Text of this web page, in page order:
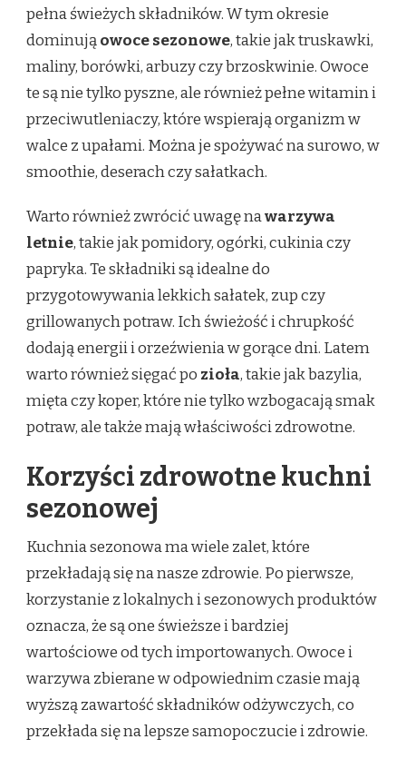
pełna świeżych składników. W tym okresie
dominująowoce sezonowe, takie jak truskawki,
maliny, borówki, arbuzy czy brzoskwinie. Owoce
te są nie tylko pyszne, ale również pełne witamin i
przeciwutleniaczy, które wspierają organizm w
walce z upałami. Można je spożywać na surowo, w
smoothie, deserach czy sałatkach.
Warto również zwrócić uwagę nawarzywa
letnie, takie jak pomidory, ogórki, cukinia czy
papryka. Te składniki są idealne do
przygotowywania lekkich sałatek, zup czy
grillowanych potraw. Ich świeżość i chrupkość
dodają energii i orzeźwienia w gorące dni. Latem
warto również sięgać po zioła, takie jak bazylia,
mięta czy koper, które nie tylko wzbogacają smak
potraw, ale także mają właściwości zdrowotne.
Korzyści zdrowotne kuchni
sezonowej
Kuchnia sezonowa ma wiele zalet, które
przekładają się na nasze zdrowie. Po pierwsze,
korzystanie z lokalnych i sezonowych produktów
oznacza, że są one świeższe i bardziej
wartościowe od tych importowanych. Owoce i
warzywa zbierane w odpowiednim czasie mają
wyższą zawartość składników odżywczych, co
przekłada się na lepsze samopoczucie i zdrowie.